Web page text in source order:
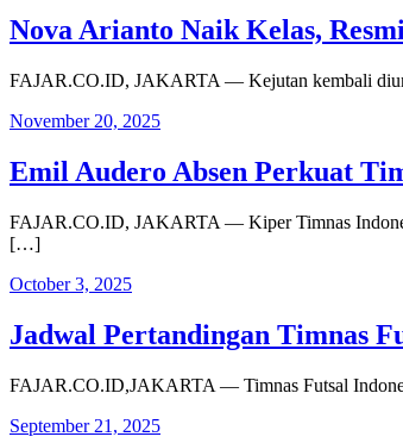
Nova Arianto Naik Kelas,
FAJAR.CO.ID, JAKARTA — Kejutan kembali
November 20, 2025
Emil Audero Absen Perkuat
FAJAR.CO.ID, JAKARTA — Kiper Timnas
[…]
October 3, 2025
Jadwal Pertandingan Timnas
FAJAR.CO.ID,JAKARTA — Timnas Futsal
September 21, 2025